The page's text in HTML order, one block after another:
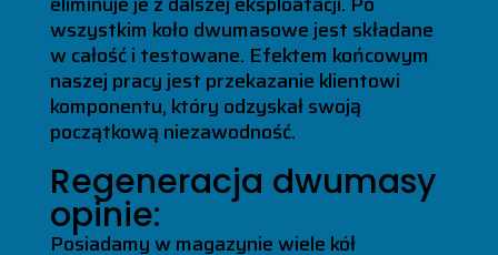
wszystkim koło dwumasowe jest składane
w całość i testowane. Efektem końcowym
naszej pracy jest przekazanie klientowi
komponentu, który odzyskał swoją
początkową niezawodność.
Regeneracja dwumasy
opinie:
Posiadamy w magazynie wiele kół